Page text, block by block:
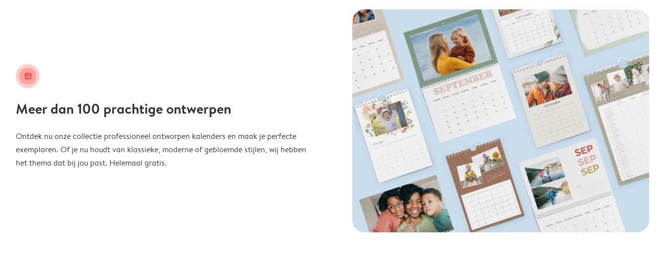
layout_alt
Meer dan 100 prachtige ontwerpen
Ontdek nu onze collectie professioneel ontworpen kalenders en maak je perfecte
exemplaren. Of je nu houdt van klassieke, moderne of gebloemde stijlen, wij hebben
het thema dat bij jou past. Helemaal gratis.